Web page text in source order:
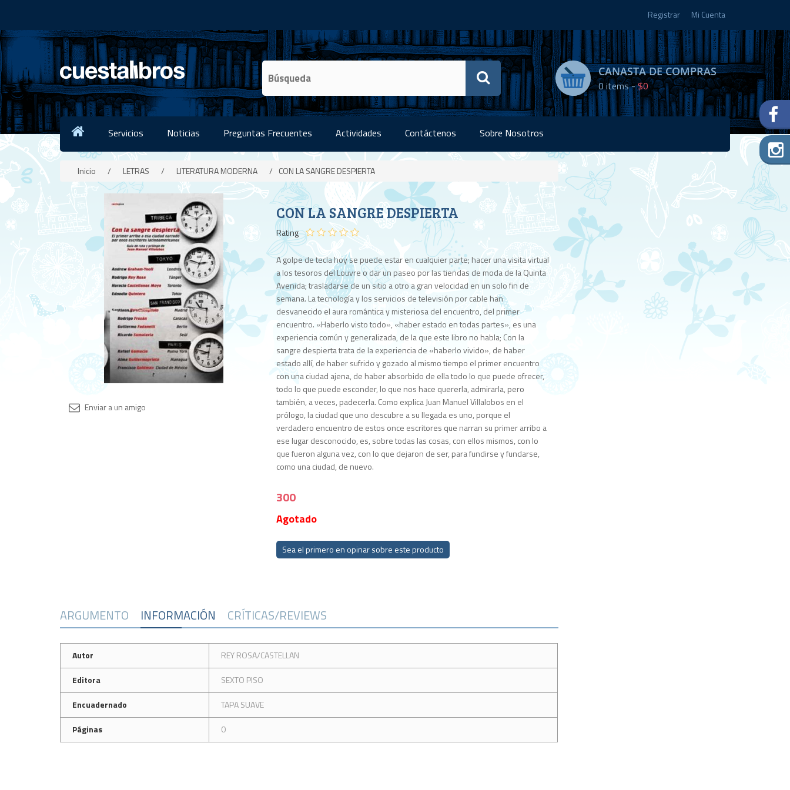
Registrar Mi Cuenta
CANASTA DE COMPRAS
0items -$0
Servicios Noticias Preguntas Frecuentes Actividades Contáctenos Sobre Nosotros
Inicio / LETRAS / LITERATURA MODERNA / CON LA SANGRE DESPIERTA
CON LA SANGRE DESPIERTA
Rating
A golpe de tecla hoy se puede estar en cualquier parte; hacer una visita virtual
a los tesoros del Louvre o dar un paseo por las tiendas de moda de la Quinta
Avenida; trasladarse de un sitio a otro a gran velocidad en un solo fin de
semana. La tecnología y los servicios de televisión por cable han
desvanecido el aura romántica y misteriosa del encuentro, del primer
encuentro. «Haberlo visto todo», «haber estado en todas partes», es una
experiencia común y generalizada, de la que este libro no habla; Con la
sangre despierta trata de la experiencia de «haberlo vivido», de haber
estado allí, de haber sufrido y gozado al mismo tiempo el primer encuentro
con una ciudad ajena, de haber absorbido de ella todo lo que puede ofrecer,
todo lo que puede esconder, lo que nos hace quererla, admirarla, pero
también, a veces, padecerla. Como explica Juan Manuel Villalobos en el
prólogo, la ciudad que uno descubre a su llegada es uno, porque el
verdadero encuentro de estos once escritores que narran su primer arribo a
ese lugar desconocido, es, sobre todas las cosas, con ellos mismos, con lo
que fueron alguna vez, con lo que dejaron de ser, para fundirse y fundarse,
como una ciudad, de nuevo.
Disponibilidad:
Agotado
300
Agotado
Sea el primero en opinar sobre este producto
ARGUMENTO INFORMACIÓN CRÍTICAS/REVIEWS
Autor
REY ROSA/CASTELLAN
Editora
SEXTO PISO
Encuadernado
TAPA SUAVE
Páginas
0